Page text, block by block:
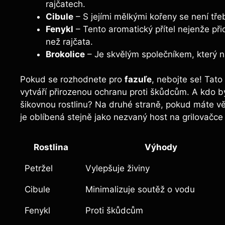
rajčatech.
Cibule – S jejími mělkými ⁣kořeny se není⁢
Fenykl ⁣– Tento aromatický přítel nejenže
než rajčata.
Brokolice – Je skvělým společníkem, který
Pokud se rozhodnete pro‌ fazuľe, ⁤nebojte se!
⁢vytváří⁢ přirozenou ochranu proti ​škůdcům. A kdo
šikovnou rostlinu?‌ Na ⁢druhé ​straně, ‍pokud máte
je oblíbená⁤ stejně‌ jako nezvaný host ‌na⁣
Rostlina Výhody
Petržel Vylepšuje ​živiny
Cibule Minimalizuje⁢ soutěž o vodu
Fenykl Proti škůdcům